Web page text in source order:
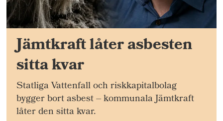
Jämtkraft låter asbesten
sitta kvar
Statliga Vattenfall och riskkapitalbolag
bygger bort asbest – kommunala Jämtkraft
låter den sitta kvar.